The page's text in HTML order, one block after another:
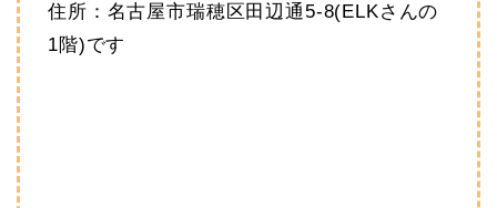
住所：名古屋市瑞穂区田辺通5-8(ELKさんの
1階)です